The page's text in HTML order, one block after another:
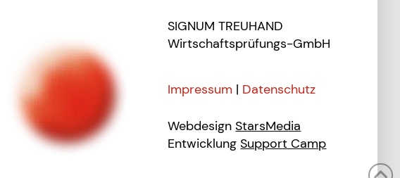
SIGNUM TREUHAND
Wirtschaftsprüfungs-GmbH
Impressum | Datenschutz
WebdesignStarsMedia
EntwicklungSupport Camp